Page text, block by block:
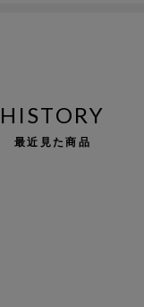
HISTORY
最近見た商品